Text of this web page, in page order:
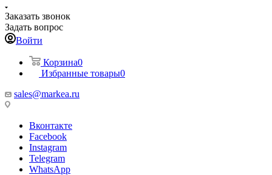
Заказать звонок
Задать вопрос
Войти
Корзина0
Избранные товары0
sales@markea.ru
Вконтакте
Facebook
Instagram
Telegram
WhatsApp